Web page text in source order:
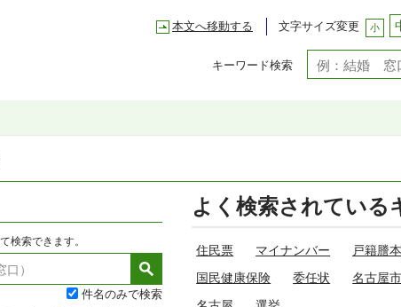
本文へ移動する 文字サイズ変更 小
キーワード検索
検索できます。
件名のみで検索
よく検索されている
住民票 マイナンバー 戸籍謄本
国民健康保険
委任状 名古屋市